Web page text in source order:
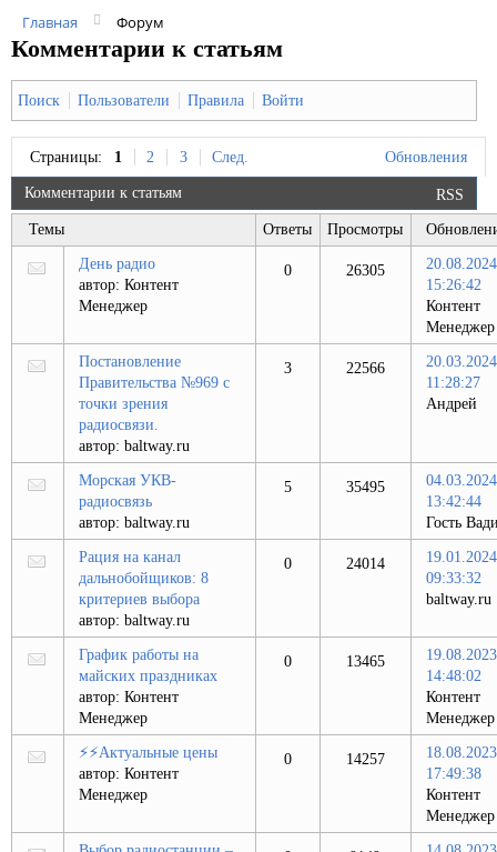
Главная Форум
Комментарии к статьям
Поиск Пользователи Правила Войти
Страницы: 1 2 3 След. Обновления
RSS
Комментарии к статьям
Темы Ответы Просмотры
День радио
автор: Контент
Менеджер
0 26305
20.08.2024
15:26:42
Контент
Менеджер
Постановление
Правительства №969 с
точки зрения
радиосвязи.
автор: baltway.ru
3 22566
20.03.2024
11:28:27
Андрей
Морская УКВ-
радиосвязь
автор: baltway.ru
5 35495
04.03.2024
13:42:44
Гость
Рация на канал
дальнобойщиков: 8
критериев выбора
автор: baltway.ru
0 24014
19.01.2024
09:33:32
baltway.ru
График работы на
майских праздниках
автор: Контент
Менеджер
0 13465
19.08.2023
14:48:02
Контент
Менеджер
⚡⚡Актуальные цены
автор: Контент
Менеджер
0 14257
18.08.2023
17:49:38
Контент
Менеджер